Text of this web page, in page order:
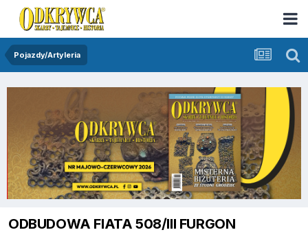
Pojazdy/Artyleria
ODBUDOWA FIATA 508/III FURGON